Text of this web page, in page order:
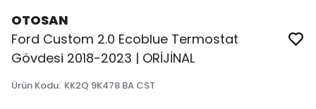
OTOSAN
Ford Custom 2.0 Ecoblue Termostat
Gövdesi 2018-2023 | ORİJİNAL
Ürün Kodu: KK2Q 9K478 BA CST